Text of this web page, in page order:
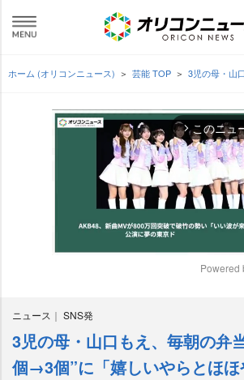
ホーム (オリコンニュース) 芸能 TOP 3児の母・山
arrow_forward_ios このニュ
Powered
ニュース SNS発
3児の母・山口もえ、毎朝の弁
個→3個”に「嬉しいやらとほ